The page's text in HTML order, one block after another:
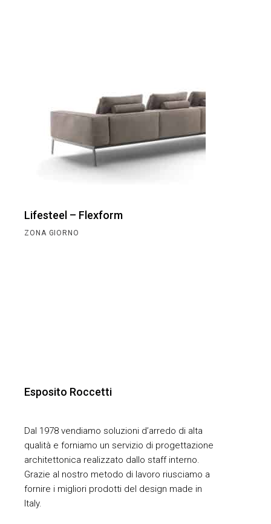
Lifesteel – Flexform
ZONA GIORNO
Esposito Roccetti
Dal 1978 vendiamo soluzioni d’arredo di alta
qualità e forniamo un servizio di progettazione
architettonica realizzato dallo staff interno.
Grazie al nostro metodo di lavoro riusciamo a
fornire i migliori prodotti del design made in
Italy.